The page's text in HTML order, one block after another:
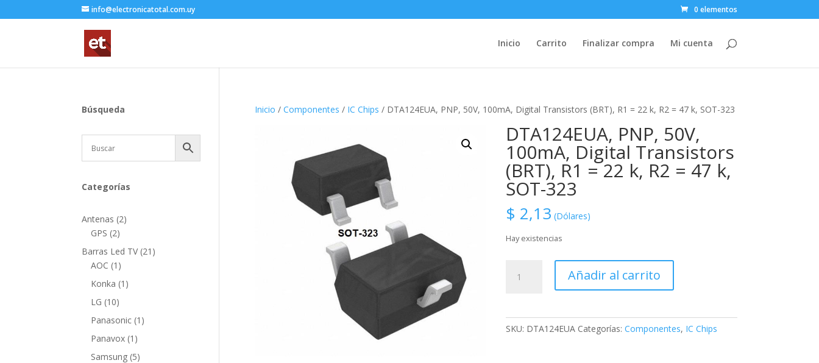
info@electronicatotal.com.uy 0 elementos
Inicio Carrito Finalizar compra Mi cuenta
Inicio / Componentes / IC Chips / DTA124EUA, PNP, 50V, 100mA, Digital Transistors (BRT), R1 = 22 k, R2 = 47 k, SOT-323
DTA124EUA, PNP, 50V,
100mA, Digital Transistors
(BRT), R1 = 22 k, R2 = 47 k,
SOT-323
$ 2,13 (Dólares)
Hay existencias
PNP,
Añadir al carrito
SKU: DTA124EUA Categorías: Componentes, IC Chips
Búsqueda
Categorías
Antenas 22
GPS 22
productos
Barras Led TV 21 21
AOC 1 1
producto
Konka 1 1
LG 1010
productos
Panasonic 1 1
Panavox 1 1
producto
Samsung 55